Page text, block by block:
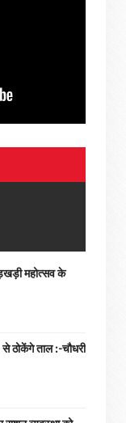
महोत्सव के
ठोकेंगे ताल :-चौधरी